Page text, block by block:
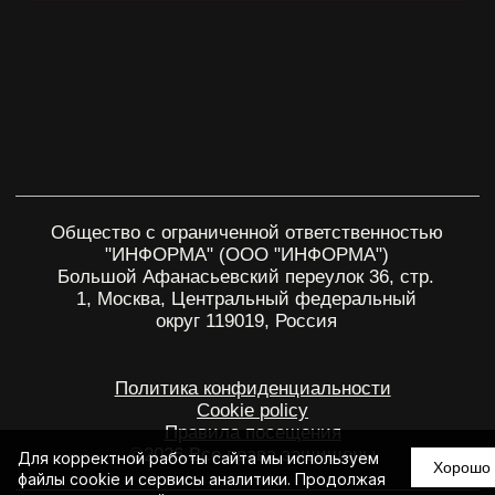
Для корректной работы сайта мы используем
файлы cookie и сервисы аналитики. Продолжая
Хорошо